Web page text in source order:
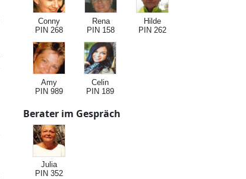
Conny
PIN 268
Rena
PIN 158
Hilde
PIN 262
Amy
PIN 989
Celin
PIN 189
Berater im Gespräch
Julia
PIN 352